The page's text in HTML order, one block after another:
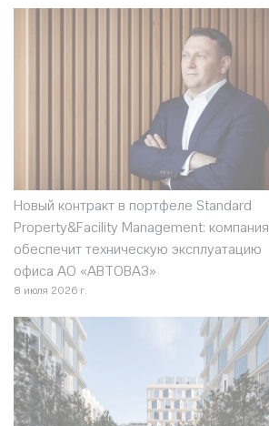
Новый контракт в портфеле Standard
Property&Facility Management: компания
обеспечит техническую эксплуатацию
офиса АО «АВТОВАЗ»
8 июля 2026 г.